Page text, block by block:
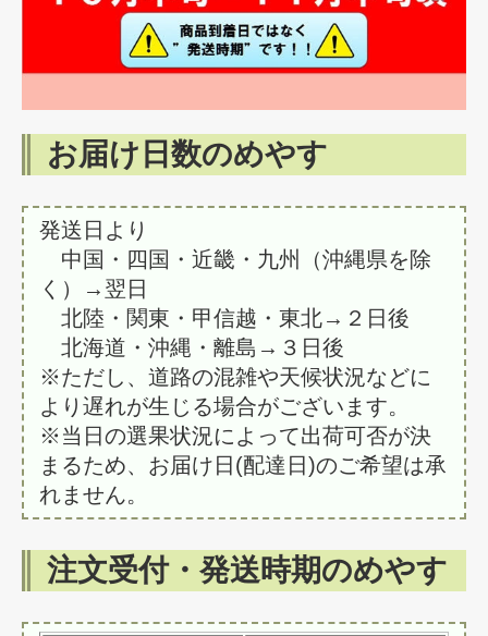
お届け日数のめやす
発送日より
中国・四国・近畿・九州（沖縄県を除
く）→翌日
北陸・関東・甲信越・東北→２日後
北海道・沖縄・離島→３日後
※ただし、道路の混雑や天候状況などに
より遅れが生じる場合がございます。
※当日の選果状況によって出荷可否が決
まるため、お届け日(配達日)のご希望は承
れません。
注文受付・発送時期のめやす